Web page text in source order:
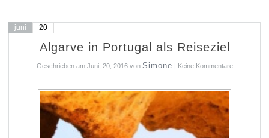
juni 20
Algarve in Portugal als Reiseziel
Geschrieben am Juni, 20, 2016 von Simone | Keine Kommentare